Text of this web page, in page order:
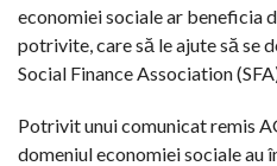
economiei sociale ar beneficia
potrivite, care să le ajute să se
Social Finance Association
Potrivit unui comunicat remis
domeniul economiei sociale au